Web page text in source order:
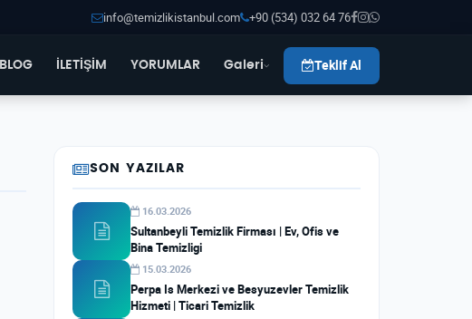
info@temizlikistanbul.com +90 (534) 032 64 76
BLOG İLETİŞİM YORUMLAR Galeri Teklif Al
SON YAZILAR
16.03.2026
Sultanbeyli Temizlik Firması | Ev, Ofis ve
Bina Temizligi
15.03.2026
Perpa Is Merkezi ve Besyuzevler Temizlik
Hizmeti | Ticari Temizlik